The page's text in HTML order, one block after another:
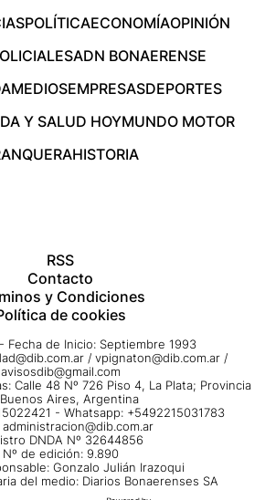
POLÍTICAECONOMÍAOPINIÓN
ADN BONAERENSE
MEDIOSEMPRESASDEPORTES
Y SALUD HOYMUNDO MOTOR
HISTORIA
RSS
Contacto
y Condiciones
de cookies
Fecha de Inicio: Septiembre 1993
/ vpignaton@dib.com.ar /
avisosdib@gmail.com
Calle 48 Nº 726 Piso 4, La Plata; Provincia
Aires, Argentina
- Whatsapp: +5492215031783
administracion@dib.com.ar
DNDA Nº 32644856
Nº de edición: 9.890
Gonzalo Julián Irazoqui
del medio: Diarios Bonaerenses SA